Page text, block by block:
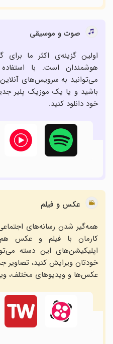
صوت و موسیقی
اولین گزینه‌ی اکثر ما
هوشمندان است. با
می‌توانید به سرویس‌های
باشید و یا یک موزیک پلیر
خود دانلود کنید.
عکس و فیلم
همه‌گیر شدن رسانه‌های
کارمان با فیلم و عکس
اپلیکیشن‌های این دسته
خودتان ویرایش کنید، تصاویر
عکس‌ها و ویدیوهای مختلف،